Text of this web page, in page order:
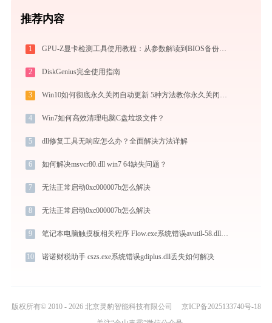
推荐内容
1 GPU-Z显卡检测工具使用教程：从参数解读到BIOS备份，一站式掌握显卡信息
2 DiskGenius完全使用指南
3 Win10如何彻底永久关闭自动更新 5种方法教你永久关闭win10自动更新
4 Win7如何高效清理电脑C盘垃圾文件？
5 dll修复工具无响应怎么办？全面解决方法详解
6 如何解决msvcr80.dll win7 64缺失问题？
7 无法正常启动0xc000007b怎么解决
8 无法正常启动0xc000007b怎么解决
9 笔记本电脑触摸板相关程序 Flow.exe系统错误avutil-58.dll丢失如何解决
10 诺诺财税助手 cszs.exe系统错误gdiplus.dll丢失如何解决
版权所有© 2010 - 2026 北京灵豹智能科技有限公司
京ICP备2025133740号-18